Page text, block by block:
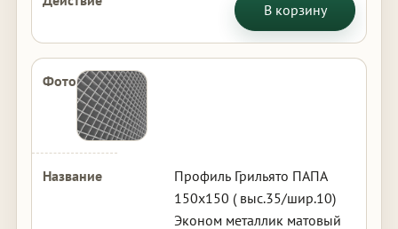
В корзину
Профиль Грильято ПАПА
150х150 ( выс.35/шир.10)
Эконом металлик матовый